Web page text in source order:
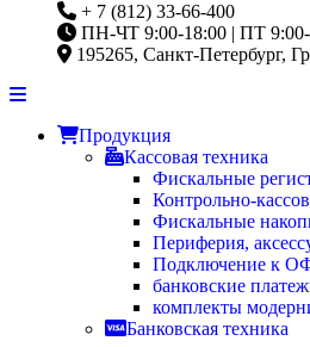
+ 7 (812) 33-66-400
ПН-ЧТ 9:00-18:00 | ПТ
195265, Санкт-Петербург,
Продукция
Кассовая техника
Фискальные
Контрольно-
Фискальные
Периферия,
Подключение к
банковские
комплекты
Банковская техника